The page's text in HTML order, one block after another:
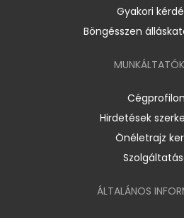
Gyakori
Böngésszen
Hirdetések
Önéletrajz
ÁLTALÁNOS